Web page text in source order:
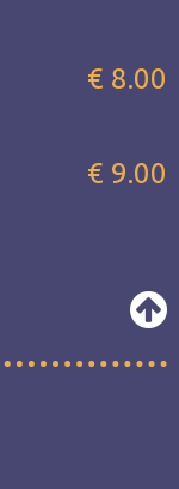
€ 8.00
€ 9.00